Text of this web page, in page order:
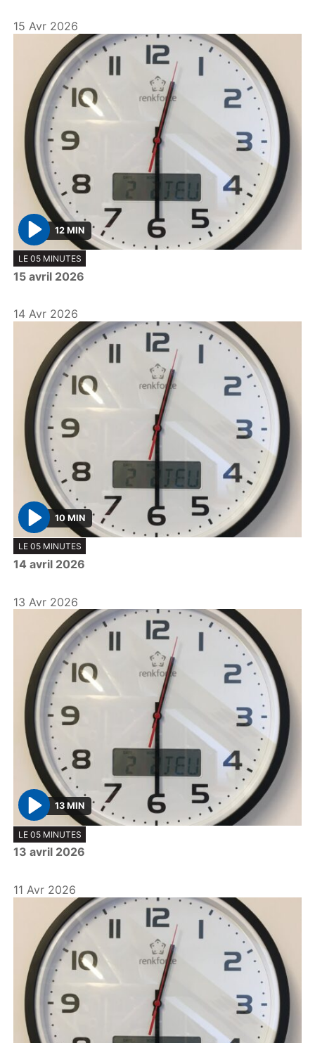
15 Avr 2026
P
l
a
12 MIN
LE 05 MINUTES
15 avril 2026
14 Avr 2026
P
l
a
10 MIN
LE 05 MINUTES
14 avril 2026
13 Avr 2026
P
l
a
13 MIN
LE 05 MINUTES
13 avril 2026
11 Avr 2026